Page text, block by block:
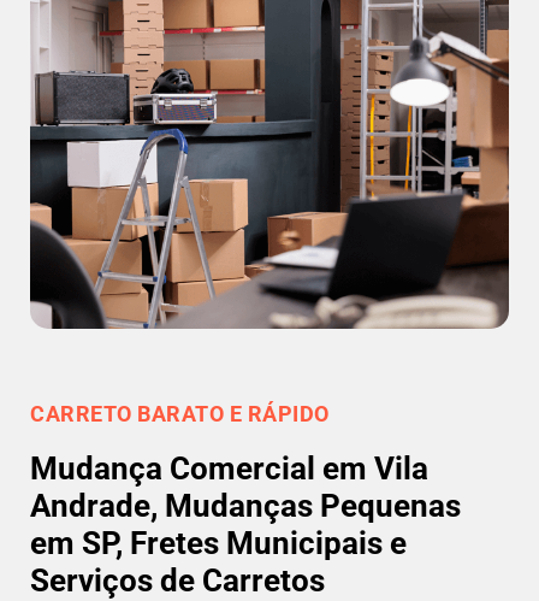
CARRETO BARATO E RÁPIDO
Mudança Comercial em Vila
Andrade, Mudanças Pequenas
em SP, Fretes Municipais e
Serviços de Carretos